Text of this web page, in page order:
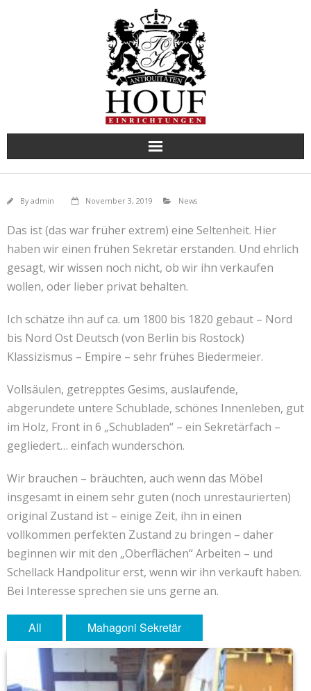
Byadmin November 3, 2019 News
Das ist (das war früher extrem) eine Seltenheit. Hier
haben wir einen frühen Sekretär erstanden. Und ehrlich
gesagt, wir wissen noch nicht, ob wir ihn verkaufen
wollen, oder lieber privat behalten.
Ich schätze ihn auf ca. um 1800 bis 1820 gebaut – Nord
bis Nord Ost Deutsch (von Berlin bis Rostock)
Klassizismus – Empire – sehr frühes Biedermeier.
Vollsäulen, getrepptes Gesims, auslaufende,
abgerundete untere Schublade, schönes Innenleben, gut
im Holz, Front in 6 „Schubladen“ – ein Sekretärfach –
gegliedert… einfach wunderschön.
Wir brauchen – bräuchten, auch wenn das Möbel
insgesamt in einem sehr guten (noch unrestaurierten)
original Zustand ist – einige Zeit, ihn in einen
vollkommen perfekten Zustand zu bringen – daher
beginnen wir mit den „Oberflächen“ Arbeiten – und
Schellack Handpolitur erst, wenn wir ihn verkauft haben.
Bei Interesse sprechen sie uns gerne an.
All Mahagoni Sekretär